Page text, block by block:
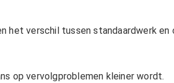
het verschil tussen standaardwerk en
op vervolgproblemen kleiner wordt.